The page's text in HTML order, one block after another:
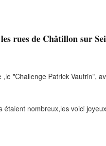
rues de Châtillon sur
"Challenge Patrick Vautrin",
étaient nombreux,les voici